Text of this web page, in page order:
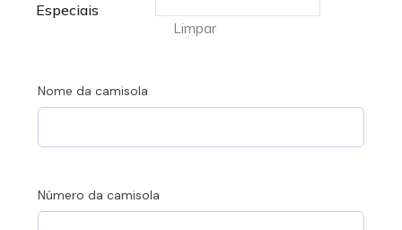
Especiais
Limpar
Nome da camisola
Número da camisola